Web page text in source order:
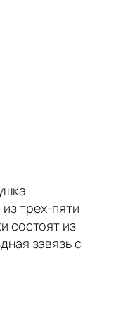
трех-пяти
состоят из
завязь с